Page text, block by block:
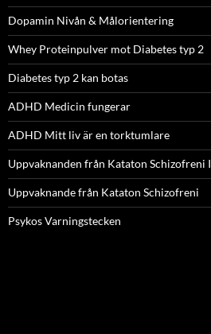
Dopamin Nivån & Målorientering
Whey Proteinpulver mot Diabetes typ 2
Diabetes typ 2 kan botas
ADHD Medicin fungerar
ADHD Mitt liv är en torktumlare
Uppvaknanden från Kataton Schizofreni
Uppvaknande från Kataton Schizofreni
Psykos Varningstecken